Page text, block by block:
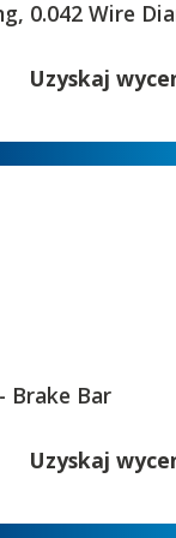
0.042 Wire
Uzyskaj
Brake Bar
Uzyskaj